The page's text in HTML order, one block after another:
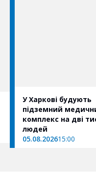
У Харкові будують
підземний
комплекс на дві
людей
05.08.202615:00